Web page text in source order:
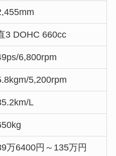
3 DOHC 660cc
6,800rpm
5,200rpm
L
万6400円～135万円